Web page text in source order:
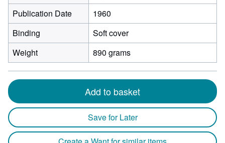
Publication Date
1960
Binding
Soft cover
Weight
890 grams
Add to basket
Save for Later